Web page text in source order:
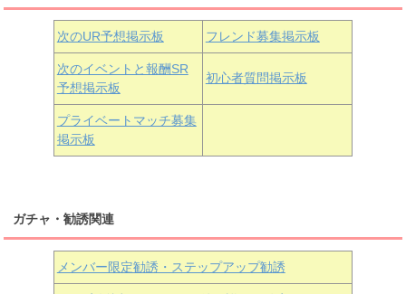
朝香果林 近江彼方 エマ・ヴェルデ
次のUR予想掲示板 フレンド募集掲示板
次のイベントと報酬SR
予想掲示板
初心者質問掲示板
プライベートマッチ募集
掲示板
ガチャ・勧誘関連
メンバー限定勧誘・ステップアップ勧誘